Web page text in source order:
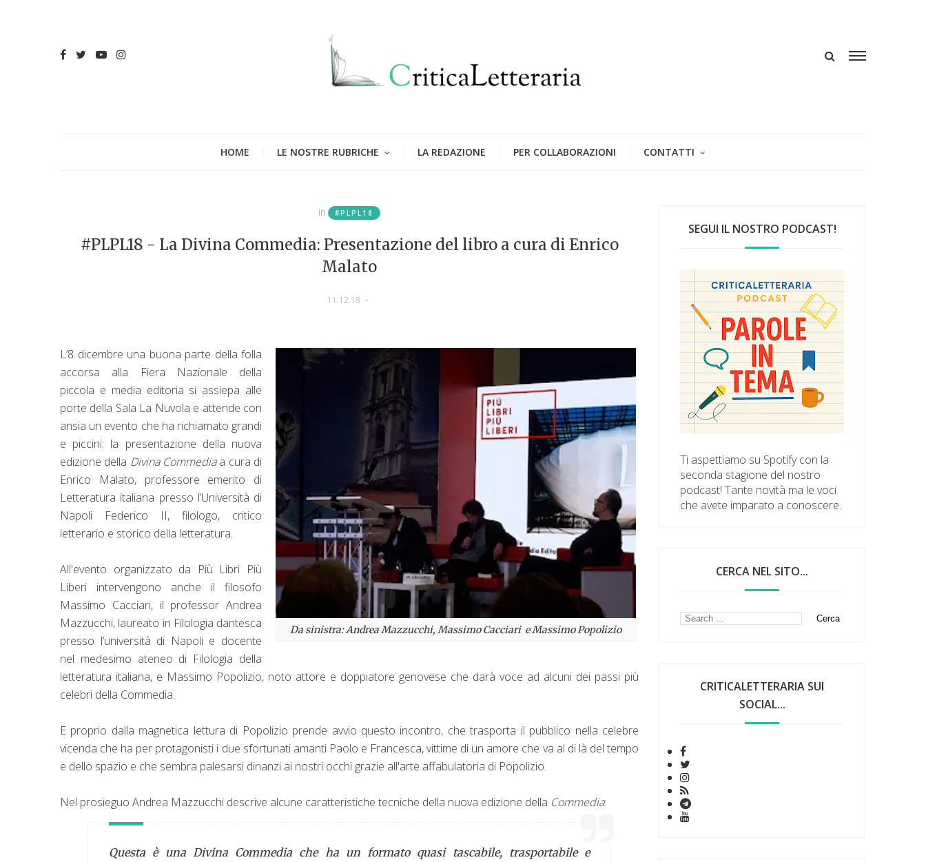
HOME LE NOSTRE RUBRICHE LA REDAZIONE PER COLLABORAZIONI CONTATTI
in #PLPL18
#PLPL18 - La Divina Commedia: Presentazione del libro a cura di Enrico
Malato
11.12.18 -
Da sinistra: Andrea Mazzucchi, Massimo Cacciari e Massimo Popolizio
L’8 dicembre una buona parte della folla
accorsa alla Fiera Nazionale della
piccola e media editoria si assiepa alle
porte della Sala La Nuvola e attende con
ansia un evento che ha richiamato grandi
e piccini: la presentazione della nuova
edizione della Divina Commediaa cura di
Enrico Malato, professore emerito di
Letteratura italiana presso l’Università di
Napoli Federico II, filologo, critico
letterario e storico della letteratura.
All'evento organizzato da Più Libri Più
Liberi intervengono anche il filosofo
Massimo Cacciari, il professor Andrea
Mazzucchi, laureato in Filologia dantesca
presso l’università di Napoli e docente
nel medesimo ateneo di Filologia della
letteratura italiana, e Massimo Popolizio, noto attore e doppiatore genovese che darà voce ad alcuni dei passi più
celebri della Commedia.
E proprio dalla magnetica lettura di Popolizio prende avvio questo incontro, che trasporta il pubblico nella celebre
vicenda che ha per protagonisti i due sfortunati amanti Paolo e Francesca, vittime di un amore che va al di là del tempo
e dello spazio e che sembra palesarsi dinanzi ai nostri occhi grazie all'arte affabulatoria di Popolizio.
Nel prosieguo Andrea Mazzucchi descrive alcune caratteristiche tecniche della nuova edizione della Commedia:
Questa è una Divina Commedia che ha un formato quasi tascabile, trasportabile e
SEGUI IL NOSTRO PODCAST!
Ti aspettiamo su Spotify con la
seconda stagione del nostro
podcast! Tante novità ma le voci
che avete imparato a conoscere.
CERCA NEL SITO...
CRITICALETTERARIA SUI
SOCIAL...